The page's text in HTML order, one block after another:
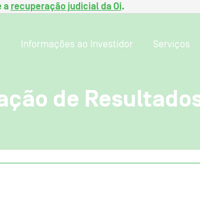
a recuperação judicial da Oi.
Informações ao Investidor Serviços
de Resultados